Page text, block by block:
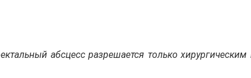
абсцесс разрешается только